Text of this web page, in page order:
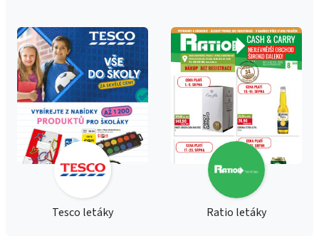
Tesco letáky Ratio letáky